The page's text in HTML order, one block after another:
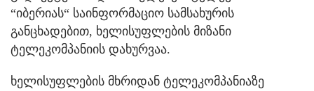
“იბერიას“ საინფორმაციო სამსახურის
განცხადებით, ხელისუფლების მიზანი
ტელეკომპანიის დახურვაა.
ხელისუფლების მხრიდან ტელეკომპანიაზე